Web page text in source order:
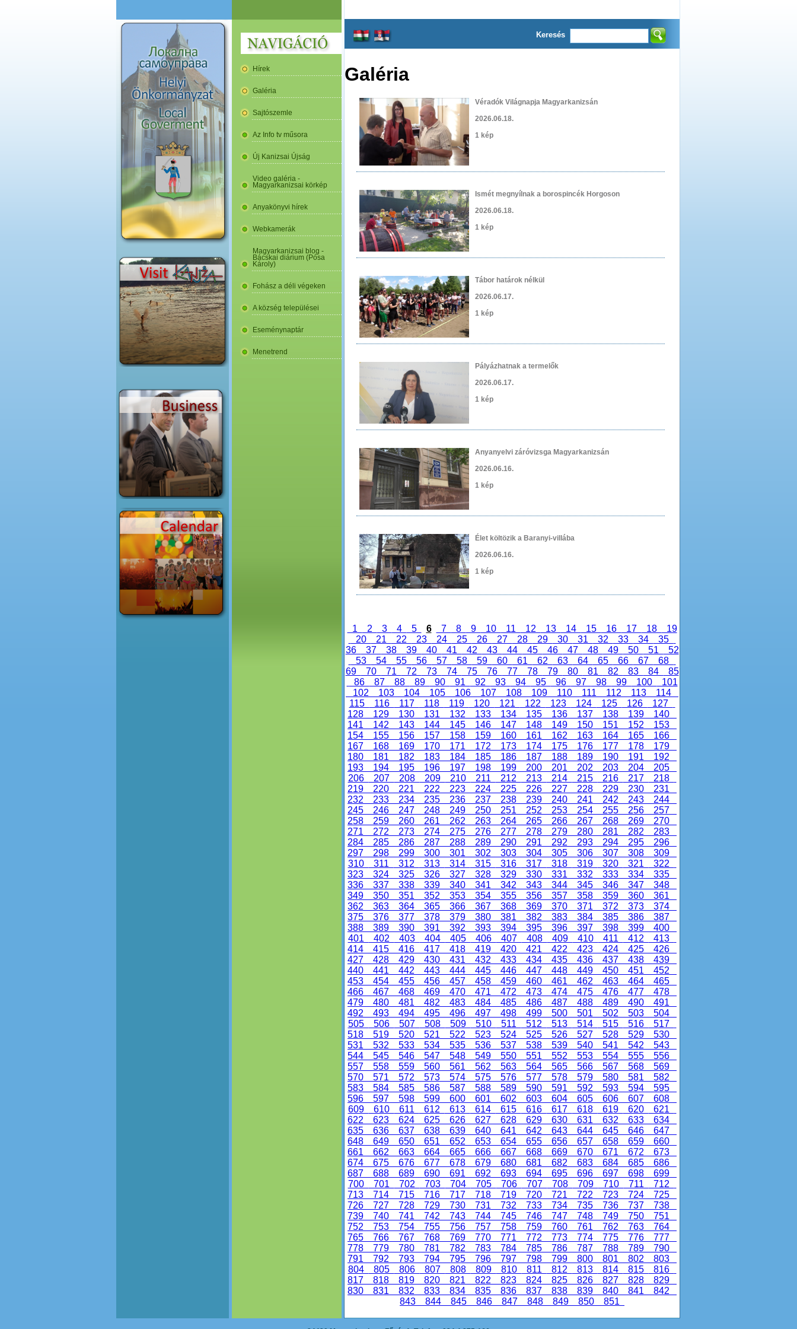
Hírek
Galéria
Sajtószemle
Az Info tv műsora
Új Kanizsai Újság
Video galéria -
Magyarkanizsai körkép
Anyakönyvi hírek
Webkamerák
Magyarkanizsai blog -
Bácskai diárium (Pósa
Károly)
Fohász a déli végeken
A község települései
Eseménynaptár
Menetrend
Keresés
Galéria
Véradók Világnapja Magyarkanizsán
2026.06.18.
1 kép
Ismét megnyílnak a borospincék Horgoson
2026.06.18.
1 kép
Tábor határok nélkül
2026.06.17.
1 kép
Pályázhatnak a termelők
2026.06.17.
1 kép
Anyanyelvi záróvizsga Magyarkanizsán
2026.06.16.
1 kép
Élet költözik a Baranyi-villába
2026.06.16.
1 kép
1 2 3 4 5 6 7 8 9 10 11 12 13 14 15 16 17 18
19
20
21 22 23 24 25 26 27 28 29 30 31 32 33 34
35
36
37 38 39 40 41 42 43 44 45 46 47 48 49 50 51
52
53
54 55 56 57 58 59 60 61 62 63 64 65 66 67
68
69
70 71 72 73 74 75 76 77 78 79 80 81 82 83 84
85
86
87 88 89 90 91 92 93 94 95 96 97 98 99 100
101
102
103 104 105 106 107 108 109 110 111 112 113
114
115
116 117 118 119 120 121 122 123 124 125 126
127
128
129 130 131 132 133 134 135 136 137 138 139
140
141
142 143 144 145 146 147 148 149 150 151 152
153
154
155 156 157 158 159 160 161 162 163 164 165
166
167
168 169 170 171 172 173 174 175 176 177 178
179
180
181 182 183 184 185 186 187 188 189 190 191
192
193
194 195 196 197 198 199 200 201 202 203 204
205
206
207 208 209 210 211 212 213 214 215 216 217
218
219
220 221 222 223 224 225 226 227 228 229 230
231
232
233 234 235 236 237 238 239 240 241 242 243
244
245
246 247 248 249 250 251 252 253 254 255 256
257
258
259 260 261 262 263 264 265 266 267 268 269
270
271
272 273 274 275 276 277 278 279 280 281 282
283
284
285 286 287 288 289 290 291 292 293 294 295
296
297
298 299 300 301 302 303 304 305 306 307 308
309
310
311 312 313 314 315 316 317 318 319 320 321
322
323
324 325 326 327 328 329 330 331 332 333 334
335
336
337 338 339 340 341 342 343 344 345 346 347
348
349
350 351 352 353 354 355 356 357 358 359 360
361
362
363 364 365 366 367 368 369 370 371 372 373
374
375
376 377 378 379 380 381 382 383 384 385 386
387
388
389 390 391 392 393 394 395 396 397 398 399
400
401
402 403 404 405 406 407 408 409 410 411 412
413
414
415 416 417 418 419 420 421 422 423 424 425
426
427
428 429 430 431 432 433 434 435 436 437 438
439
440
441 442 443 444 445 446 447 448 449 450 451
452
453
454 455 456 457 458 459 460 461 462 463 464
465
466
467 468 469 470 471 472 473 474 475 476 477
478
479
480 481 482 483 484 485 486 487 488 489 490
491
492
493 494 495 496 497 498 499 500 501 502 503
504
505
506 507 508 509 510 511 512 513 514 515 516
517
518
519 520 521 522 523 524 525 526 527 528 529
530
531
532 533 534 535 536 537 538 539 540 541 542
543
544
545 546 547 548 549 550 551 552 553 554 555
556
557
558 559 560 561 562 563 564 565 566 567 568
569
570
571 572 573 574 575 576 577 578 579 580 581
582
583
584 585 586 587 588 589 590 591 592 593 594
595
596
597 598 599 600 601 602 603 604 605 606 607
608
609
610 611 612 613 614 615 616 617 618 619 620
621
622
623 624 625 626 627 628 629 630 631 632 633
634
635
636 637 638 639 640 641 642 643 644 645 646
647
648
649 650 651 652 653 654 655 656 657 658 659
660
661
662 663 664 665 666 667 668 669 670 671 672
673
674
675 676 677 678 679 680 681 682 683 684 685
686
687
688 689 690 691 692 693 694 695 696 697 698
699
700
701 702 703 704 705 706 707 708 709 710 711
712
713
714 715 716 717 718 719 720 721 722 723 724
725
726
727 728 729 730 731 732 733 734 735 736 737
738
739
740 741 742 743 744 745 746 747 748 749 750
751
752
753 754 755 756 757 758 759 760 761 762 763
764
765
766 767 768 769 770 771 772 773 774 775 776
777
778
779 780 781 782 783 784 785 786 787 788 789
790
791
792 793 794 795 796 797 798 799 800 801 802
803
804
805 806 807 808 809 810 811 812 813 814 815
816
817
818 819 820 821 822 823 824 825 826 827 828
829
830
831 832 833 834 835 836 837 838 839 840 841
842
843
844 845 846 847 848 849 850 851